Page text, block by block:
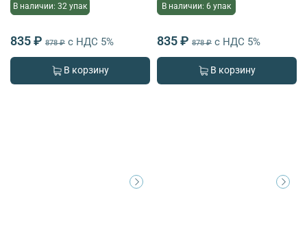
В наличии: 32 упак
835 ₽ 878 ₽ с НДС 5%
В корзину
В наличии: 6 упак
835 ₽ 878 ₽ с НДС 5%
В корзину